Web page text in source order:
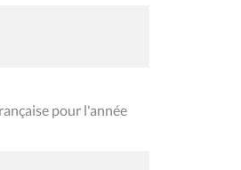
pour l'année